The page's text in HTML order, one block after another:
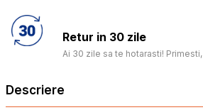
Retur in 30 zile
Ai 30 zile sa te hotarasti!
Descriere